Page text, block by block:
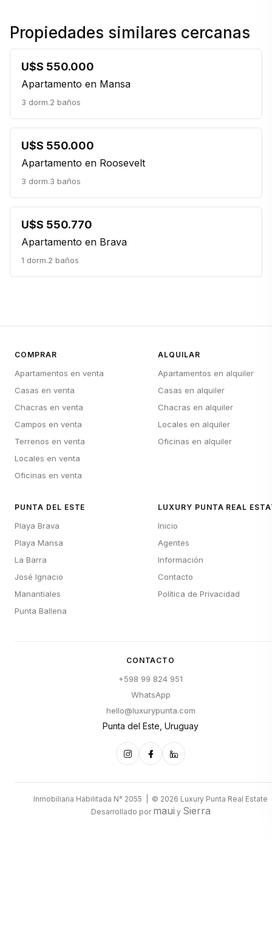
Propiedades similares cercanas
U$S 550.000
Apartamento en Mansa
3 dorm.2 baños
U$S 550.000
Apartamento en Roosevelt
3 dorm.3 baños
U$S 550.770
Apartamento en Brava
1 dorm.2 baños
COMPRAR
Apartamentos en venta
Casas en venta
Chacras en venta
Campos en venta
Terrenos en venta
Locales en venta
Oficinas en venta
ALQUILAR
Apartamentos en alquiler
Casas en alquiler
Chacras en alquiler
Locales en alquiler
Oficinas en alquiler
PUNTA DEL ESTE
Playa Brava
Playa Mansa
La Barra
José Ignacio
Manantiales
Punta Ballena
LUXURY PUNTA REAL
Inicio
Agentes
Información
Contacto
Política de Privacidad
CONTACTO
+598 99 824 951
WhatsApp
hello@luxurypunta.com
Punta del Este, Uruguay
Inmobiliaria Habilitada N° 2055 | © 2026 Luxury Punta Real Estate
Desarrollado por maui y Sierra